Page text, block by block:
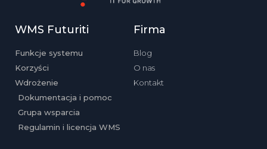
WMS Futuriti
Funkcje systemu
Korzyści
Wdrożenie
Dokumentacja i pomoc
Grupa wsparcia
Regulamin i licencja WMS
Firma
Blog
O nas
Kontakt